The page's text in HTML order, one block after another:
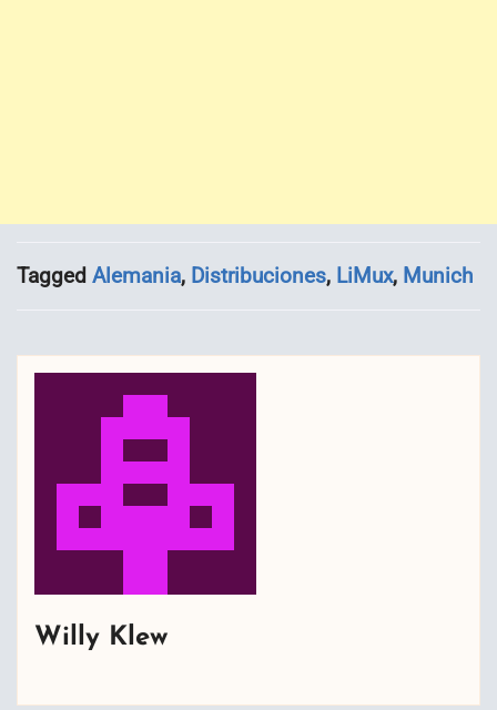
Tagged Alemania, Distribuciones, LiMux, Munich
Willy Klew